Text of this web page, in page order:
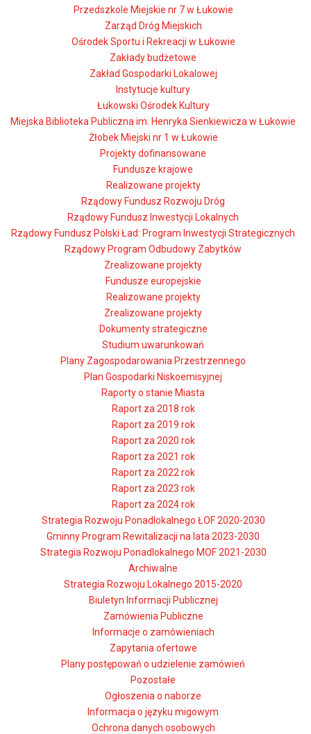
Przedszkole Miejskie nr 7 w Łukowie
Zarząd Dróg Miejskich
Ośrodek Sportu i Rekreacji w Łukowie
Zakłady budżetowe
Zakład Gospodarki Lokalowej
Instytucje kultury
Łukowski Ośrodek Kultury
Miejska Biblioteka Publiczna im. Henryka Sienkiewicza w Łukowie
Żłobek Miejski nr 1 w Łukowie
Projekty dofinansowane
Fundusze krajowe
Realizowane projekty
Rządowy Fundusz Rozwoju Dróg
Rządowy Fundusz Inwestycji Lokalnych
Rządowy Fundusz Polski Ład: Program Inwestycji Strategicznych
Rządowy Program Odbudowy Zabytków
Zrealizowane projekty
Fundusze europejskie
Realizowane projekty
Zrealizowane projekty
Dokumenty strategiczne
Studium uwarunkowań
Plany Zagospodarowania Przestrzennego
Plan Gospodarki Niskoemisyjnej
Raporty o stanie Miasta
Raport za 2018 rok
Raport za 2019 rok
Raport za 2020 rok
Raport za 2021 rok
Raport za 2022 rok
Raport za 2023 rok
Raport za 2024 rok
Strategia Rozwoju Ponadlokalnego ŁOF 2020-2030
Gminny Program Rewitalizacji na lata 2023-2030
Strategia Rozwoju Ponadlokalnego MOF 2021-2030
Archiwalne
Strategia Rozwoju Lokalnego 2015-2020
Biuletyn Informacji Publicznej
Zamówienia Publiczne
Informacje o zamówieniach
Zapytania ofertowe
Plany postępowań o udzielenie zamówień
Pozostałe
Ogłoszenia o naborze
Informacja o języku migowym
Ochrona danych osobowych